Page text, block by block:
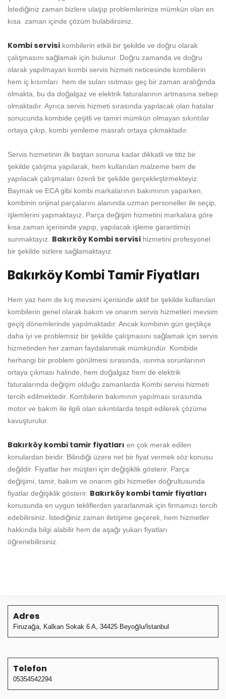
İstediğiniz zaman bizlere ulaşıp problemlerinize mümkün olan en
kısa zaman içinde çözüm bulabilirsiniz.
Kombi servisi kombilerin etkili bir şekilde ve doğru olarak
çalışmasını sağlamak için bulunur. Doğru zamanda ve doğru
olarak yapılmayan kombi servis hizmeti neticesinde kombilerin
hem iç kısımları hem de suları ısıtması geç bir zaman aralığında
olmakta, bu da doğalgaz ve elektrik faturalarının artmasına sebep
olmaktadır. Ayrıca servis hizmeti sırasında yapılacak olan hatalar
sonucunda kombide çeşitli ve tamiri mümkün olmayan sıkıntılar
ortaya çıkıp, kombi yenileme masrafı ortaya çıkmaktadır.
Servis hizmetinin ilk baştan sonuna kadar dikkatli ve titiz bir
şekilde çalışma yapılarak, hem kullanılan malzeme hem de
yapılacak çalışmaları özenli bir şekilde gerçekleştirmekteyiz.
Baymak ve ECA gibi kombi markalarının bakımının yaparken,
kombinin orijinal parçalarını alanında uzman personeller ile seçip,
işlemlerini yapmaktayız. Parça değişim hizmetini markalara göre
kısa zaman içerisinde yapıp, yapılacak işleme garantimizi
sunmaktayız. Bakırköy Kombi servisi hizmetini profesyonel
bir şekilde sizlere sağlamaktayız.
Bakırköy Kombi Tamir Fiyatları
Hem yaz hem de kış mevsimi içerisinde aktif bir şekilde kullanılan
kombilerin genel olarak bakım ve onarım servis hizmetleri mevsim
geçiş dönemlerinde yapılmaktadır. Ancak kombinin gün geçtikçe
daha iyi ve problemsiz bir şekilde çalışmasını sağlamak için servis
hizmetinden her zaman faydalanmak mümkündür. Kombide
herhangi bir problem görülmesi sırasında, ısınma sorunlarının
ortaya çıkması halinde, hem doğalgaz hem de elektrik
faturalarında değişim olduğu zamanlarda Kombi servisi hizmeti
tercih edilmektedir. Kombilerin bakımının yapılması sırasında
motor ve bakım ile ilgili olan sıkıntılarda tespit edilerek çözüme
kavuşturulur.
Bakırköy kombi tamir fiyatları en çok merak edilen
konulardan biridir. Bilindiği üzere net bir fiyat vermek söz konusu
değildir. Fiyatlar her müşteri için değişiklik gösterir. Parça
değişimi, tamir, bakım ve onarım gibi hizmetler doğrultusunda
fiyatlar değişiklik gösterir. Bakırköy kombi tamir fiyatları
konusunda en uygun tekliflerden yararlanmak için firmamızı tercih
edebilirsiniz. İstediğiniz zaman iletişime geçerek, hem hizmetler
hakkında bilgi alabilir hem de aşağı yukarı fiyatları
öğrenebilirsiniz.
Adres
Firuzağa, Kalkan Sokak 6 A, 34425 Beyoğlu/İstanbul
Telefon
05354542294